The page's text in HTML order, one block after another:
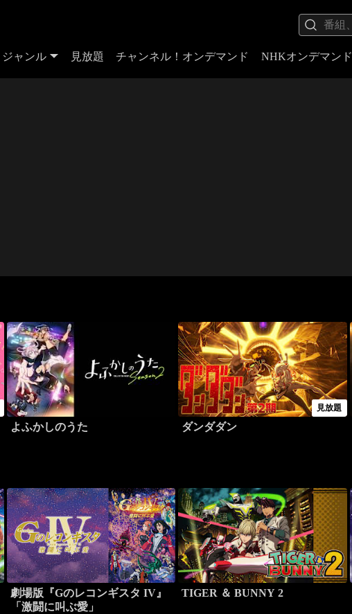
ジャンル 見放題 チャンネル！オンデマンド NHKオンデマンド
よふかしのうた
見放題
ダンダダン
劇場版『Gのレコンギスタ IV』
「激闘に叫ぶ愛」
TIGER ＆ BUNNY 2